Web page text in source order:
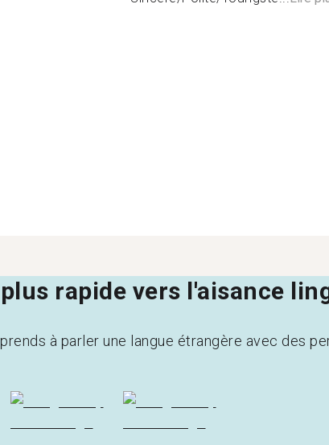
rapide vers l'aisance
à parler une langue étrangère avec des